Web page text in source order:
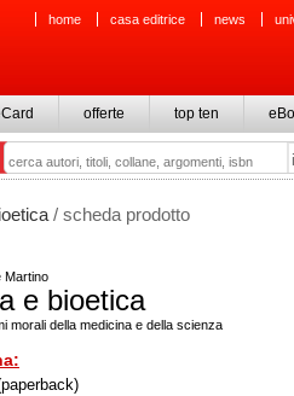
home casa editrice news
offerte top ten
/ scheda prodotto
Martino
e bioetica
morali della medicina e della scienza